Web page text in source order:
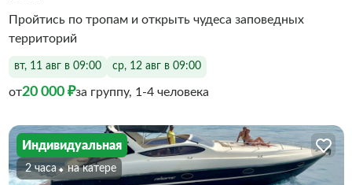
Пройтись по тропам и открыть чудеса заповедных
территорий
вт, 11 авг в 09:00 ср, 12 авг в 09:00
от20 000 ₽за группу, 1-4 человека
Индивидуальная
2 часа На катере